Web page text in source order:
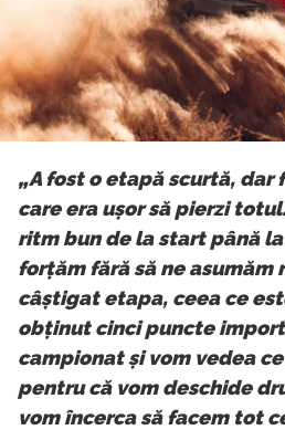
„A fost o etapă scurtă, dar
care era ușor să pierzi
ritm bun de la start până la
forțăm fără să ne asumăm
câștigat etapa, ceea ce
obținut cinci puncte
campionat și vom vedea
pentru că vom deschide
vom încerca să facem tot